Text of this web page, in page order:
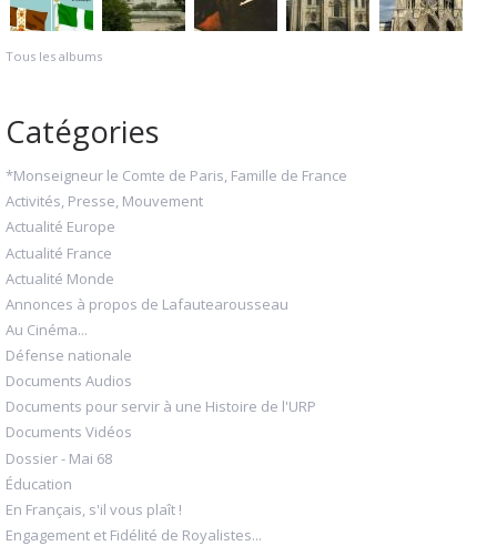
Tous les albums
Catégories
*Monseigneur le Comte de Paris, Famille de France
Activités, Presse, Mouvement
Actualité Europe
Actualité France
Actualité Monde
Annonces à propos de Lafautearousseau
Au Cinéma...
Défense nationale
Documents Audios
Documents pour servir à une Histoire de l'URP
Documents Vidéos
Dossier - Mai 68
Éducation
En Français, s'il vous plaît !
Engagement et Fidélité de Royalistes...